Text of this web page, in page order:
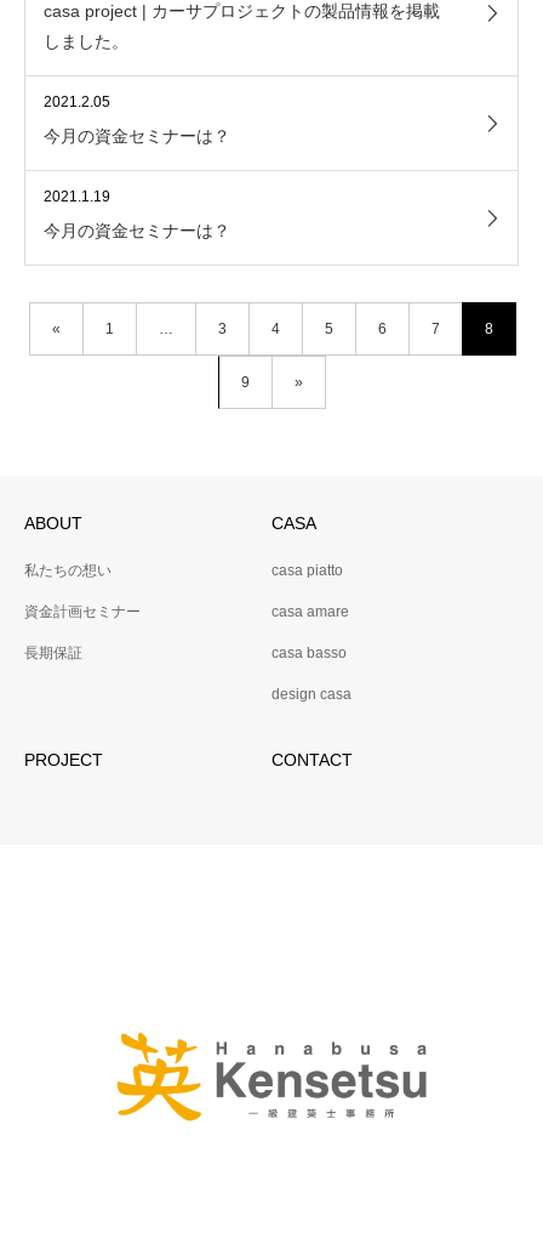
casa project | カーサプロジェクトの製品情報を掲載
しました。
2021.2.05
今月の資金セミナーは？
2021.1.19
今月の資金セミナーは？
« 1 … 3 4 5 6 7 8
9 »
ABOUT
私たちの想い
資金計画セミナー
長期保証
CASA
casa piatto
casa amare
casa basso
design casa
PROJECT CONTACT